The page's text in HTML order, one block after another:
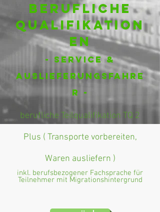
Berufliche
qualifikation
en
- Service &
Auslieferungsfahre
r -
berufliche Teilqualifikation TQ 2
Plus ( Transporte vorbereiten,
Waren ausliefern )
inkl. berufsbezogener Fachsprache für
Teilnehmer mit Migrationshintergrund